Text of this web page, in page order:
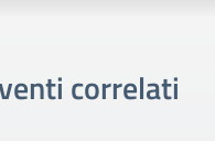
correlati